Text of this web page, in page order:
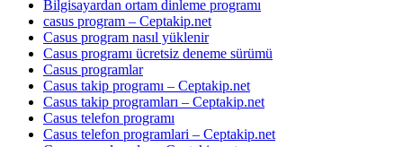
Bilgisayardan ortam dinleme programı
casus program – Ceptakip.net
Casus program nasıl yüklenir
Casus programı ücretsiz deneme sürümü
Casus programlar
Casus takip programı – Ceptakip.net
Casus takip programları – Ceptakip.net
Casus telefon programı
Casus telefon programlari – Ceptakip.net